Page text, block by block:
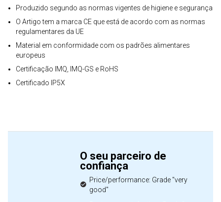
Produzido segundo as normas vigentes de higiene e segurança
O Artigo tem a marca CE que está de acordo com as normas
regulamentares da UE
Material em conformidade com os padrões alimentares
europeus
Certificação IMQ, IMQ-GS e RoHS
Certificado IP5X
O seu parceiro de
confiança
Price/performance: Grade "very
good"